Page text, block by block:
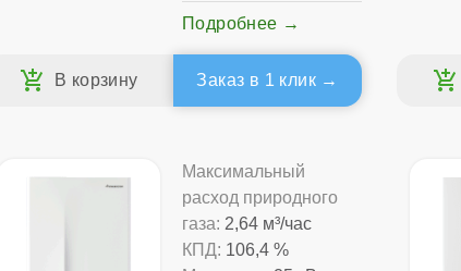
Подробнее
Заказ в 1 клик
Максимальный
расход природного
газа: 2,64 м³/час
КПД: 106,4 %